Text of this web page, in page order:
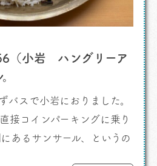
（小岩 ハングリーア
バスで小岩におりました。
接コインパーキングに乗り
あるサンサール、というの